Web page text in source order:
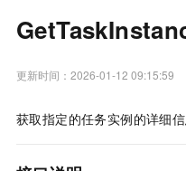
更新时间： 2026-01-12 09:15:59
获取指定的任务实例的详细信